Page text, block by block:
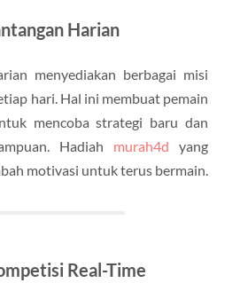
Harian
menyediakan berbagai misi
hari. Hal ini membuat pemain
mencoba strategi baru dan
Hadiah murah4d yang
motivasi untuk terus bermain.
Real-Time